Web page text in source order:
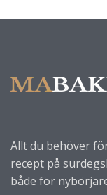
Allt du behöver
recept på
både för